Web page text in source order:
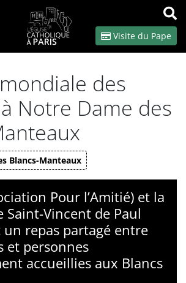
OK
Visite du Pape
des
Notre Dame des
Blancs-Manteaux
Pour l’Amitié) et la
Saint-Vincent de Paul
repas partagé entre
et personnes
accueillies aux Blancs
des cookies